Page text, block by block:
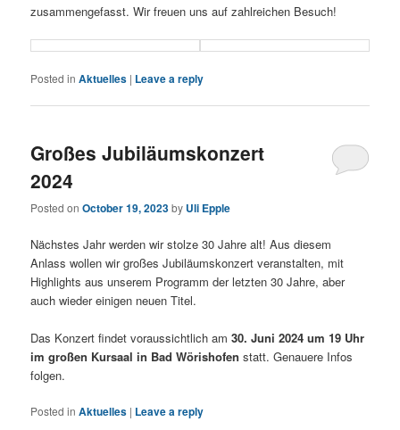
zusammengefasst. Wir freuen uns auf zahlreichen Besuch!
Posted in Aktuelles | Leave a reply
Großes Jubiläumskonzert
2024
Posted onOctober 19, 2023by Uli Epple
Nächstes Jahr werden wir stolze 30 Jahre alt! Aus diesem
Anlass wollen wir großes Jubiläumskonzert veranstalten, mit
Highlights aus unserem Programm der letzten 30 Jahre, aber
auch wieder einigen neuen Titel.
Das Konzert findet voraussichtlich am30. Juni 2024 um 19 Uhr
im großen Kursaal in Bad Wörishofen statt. Genauere Infos
folgen.
Posted in Aktuelles | Leave a reply